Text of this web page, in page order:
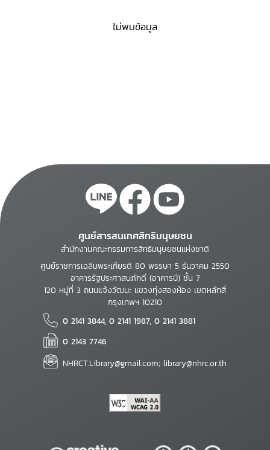
ไม่พบข้อมูล
ศูนย์สารสนเทศสิทธิมนุษยชน
สำนักงานคณะกรรมการสิทธิมนุษยชนแห่งชาติ
ศูนย์ราชการเฉลิมพระเกียรติ 80 พรรษา 5 ธันวาคม 2550
อาคารรัฐประศาสนภักดี (อาคารบี) ชั้น 7
120 หมู่ที่ 3 ถนนแจ้งวัฒนะ แขวงทุ่งสองห้อง เขตหลักสี่
กรุงเทพฯ 10210
0 2141 3844, 0 2141 1987, 0 2141 3881
0 2143 7746
NHRCT.Library@gmail.com; library@nhrc.or.th